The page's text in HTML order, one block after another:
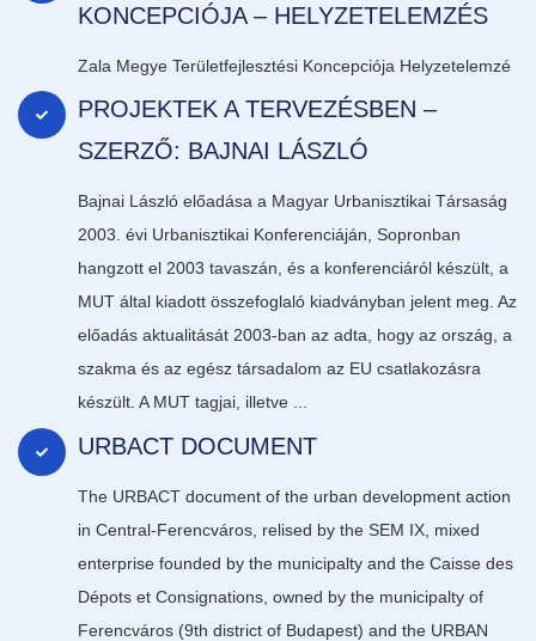
KONCEPCIÓJA – HELYZETELEMZÉS
Zala Megye Területfejlesztési Koncepciója Helyzetelemzé
PROJEKTEK A TERVEZÉSBEN –
SZERZŐ: BAJNAI LÁSZLÓ
Bajnai László előadása a Magyar Urbanisztikai Társaság
2003. évi Urbanisztikai Konferenciáján, Sopronban
hangzott el 2003 tavaszán, és a konferenciáról készült, a
MUT által kiadott összefoglaló kiadványban jelent meg. Az
előadás aktualitását 2003-ban az adta, hogy az ország, a
szakma és az egész társadalom az EU csatlakozásra
készült. A MUT tagjai, illetve ...
URBACT DOCUMENT
The URBACT document of the urban development action
in Central-Ferencváros, relised by the SEM IX, mixed
enterprise founded by the municipalty and the Caisse des
Dépots et Consignations, owned by the municipalty of
Ferencváros (9th district of Budapest) and the URBAN